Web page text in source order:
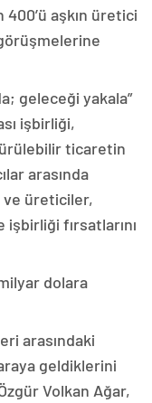
400’ü aşkın üretici
geleceği yakala”
işbirliği,
ticaretin
arasında
ve üreticiler,
fırsatlarını
dolara
arasındaki
geldiklerini
Volkan Ağar,